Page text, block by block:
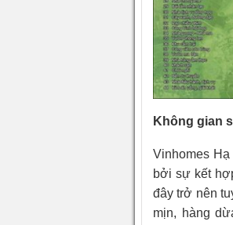
Không gian
Vinhomes
bởi sự kết
đây trở nên
mịn, hàng